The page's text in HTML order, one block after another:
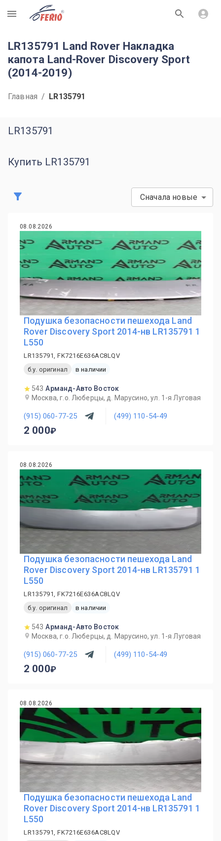
R
LR135791 Land Rover Накладка
капота Land-Rover Discovery Sport
(2014-2019)
Главная / LR135791
LR135791
Купить LR135791
Сначала новые
08.08.2026
Подушка безопасности пешехода Land
Rover Discovery Sport 2014-нв LR135791 1
L550
LR135791, FK7216E636AC8LQV
б.у. оригинал
в наличии
543 Арманд-Авто Восток
Москва, г.о. Люберцы, д. Марусино, ул. 1-я Луговая
(915) 060-77-25 (499) 110-54-49
2 000
08.08.2026
Подушка безопасности пешехода Land
Rover Discovery Sport 2014-нв LR135791 1
L550
LR135791, FK7216E636AC8LQV
б.у. оригинал
в наличии
543 Арманд-Авто Восток
Москва, г.о. Люберцы, д. Марусино, ул. 1-я Луговая
(915) 060-77-25 (499) 110-54-49
2 000
08.08.2026
Подушка безопасности пешехода Land
Rover Discovery Sport 2014-нв LR135791 1
L550
LR135791, FK7216E636AC8LQV